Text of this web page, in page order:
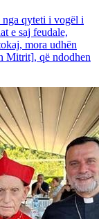
nga qyteti i vogël i
e saj feudale,
mora udhën
Mitrit], që ndodhen